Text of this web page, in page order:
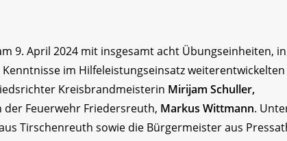
9. April 2024 mit insgesamt acht Übungseinheiten, in
im Hilfeleistungseinsatz weiterentwickelten
Kreisbrandmeisterin Mirijam Schuller,
Feuerwehr Friedersreuth, Markus Wittmann.
Tirschenreuth sowie die Bürgermeister aus